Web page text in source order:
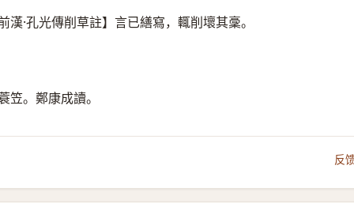
·孔光傳削草註】言已繕寫，輒削壞其稾。
笠。鄭康成讀。
反